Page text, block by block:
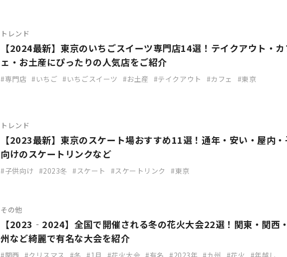
トレンド
【2024最新】東京のいちごスイーツ専門店14選！テイクアウト・カ
ェ・お土産にぴったりの人気店をご紹介
専門店 いちご いちごスイーツ お土産 テイクアウト カフェ 東京
トレンド
【2023最新】東京のスケート場おすすめ11選！通年・安い・屋内
向けのスケートリンクなど
子供向け 2023冬 スケート スケートリンク 東京
その他
【2023‐2024】全国で開催される冬の花火大会22選！関東・関西
州など綺麗で有名な大会を紹介
関西 クリスマス 冬 1月 花火大会 有名 2023年 九州 花火
年越し